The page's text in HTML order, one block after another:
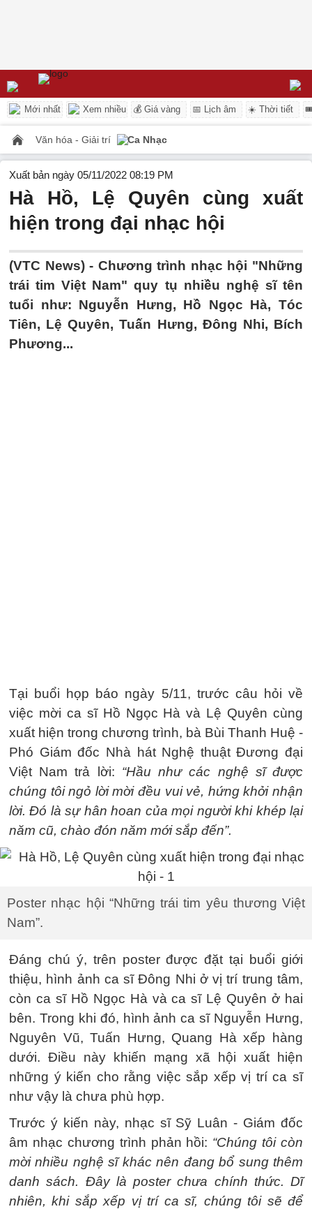
Mới nhất Xem nhiều 💰 Giá vàng 📅 Lịch âm ☀️ Thời tiết
Văn hóa - Giải trí Ca Nhạc
Xuất bản ngày 05/11/2022 08:19 PM
Hà Hồ, Lệ Quyên cùng xuất
hiện trong đại nhạc hội
(VTC News) - Chương trình nhạc hội "Những
trái tim Việt Nam" quy tụ nhiều nghệ sĩ tên
tuổi như: Nguyễn Hưng, Hồ Ngọc Hà, Tóc
Tiên, Lệ Quyên, Tuấn Hưng, Đông Nhi, Bích
Phương...
Tại buổi họp báo ngày 5/11, trước câu hỏi về
việc mời ca sĩ Hồ Ngọc Hà và Lệ Quyên cùng
xuất hiện trong chương trình, bà Bùi Thanh Huệ -
Phó Giám đốc Nhà hát Nghệ thuật Đương đại
Việt Nam trả lời: “Hầu như các nghệ sĩ được
chúng tôi ngỏ lời mời đều vui vẻ, hứng khởi nhận
lời. Đó là sự hân hoan của mọi người khi khép lại
năm cũ, chào đón năm mới sắp đến”.
Poster nhạc hội “Những trái tim yêu thương Việt
Nam”.
Đáng chú ý, trên poster được đặt tại buổi giới
thiệu, hình ảnh ca sĩ Đông Nhi ở vị trí trung tâm,
còn ca sĩ Hồ Ngọc Hà và ca sĩ Lệ Quyên ở hai
bên. Trong khi đó, hình ảnh ca sĩ Nguyễn Hưng,
Nguyên Vũ, Tuấn Hưng, Quang Hà xếp hàng
dưới. Điều này khiến mạng xã hội xuất hiện
những ý kiến cho rằng việc sắp xếp vị trí ca sĩ
như vậy là chưa phù hợp.
Trước ý kiến này, nhạc sĩ Sỹ Luân - Giám đốc
âm nhạc chương trình phản hồi: “Chúng tôi còn
mời nhiều nghệ sĩ khác nên đang bổ sung thêm
danh sách. Đây là poster chưa chính thức. Dĩ
nhiên, khi sắp xếp vị trí ca sĩ, chúng tôi sẽ để